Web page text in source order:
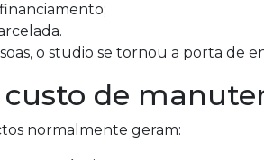
o studio se tornou a porta de
custo de
normalmente geram: